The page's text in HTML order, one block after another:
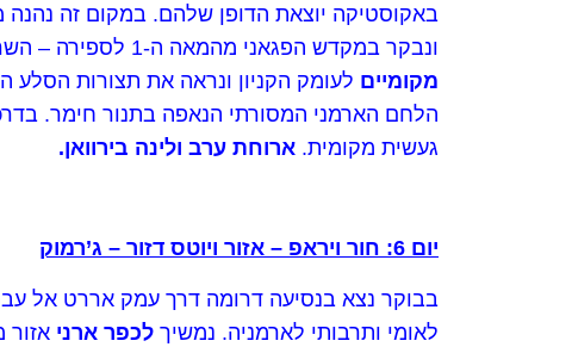
באקוסטיקה יוצאת הדופן שלהם. במקום זה
ונבקר במקדש הפגאני מהמאה ה-1 לספירה – השריד היחיד מהתקופה הטרום-נוצרית בארמניה, המתנשא מעל קניון גרני המרשים.
מקומיים לעומק הקניון ונראה את תצורות הסלע
הלחם הארמני המסורתי הנאפה בתנור חימר.
געשית מקומית. ארוחת ערב ולינה בירוואן.
יום 6: חור ויראפ – אזור ויוטס דזור – ג’רמוק
בבוקר נצא בנסיעה דרומה דרך עמק אררט אל
לאומי ותרבותי לארמניה. נמשיך לכפר ארני אזור